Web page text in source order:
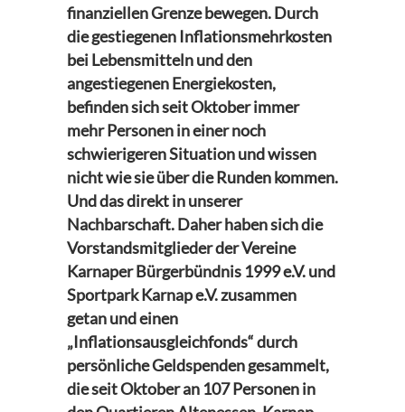
finanziellen Grenze bewegen. Durch
die gestiegenen Inflationsmehrkosten
bei Lebensmitteln und den
angestiegenen Energiekosten,
befinden sich seit Oktober immer
mehr Personen in einer noch
schwierigeren Situation und wissen
nicht wie sie über die Runden kommen.
Und das direkt in unserer
Nachbarschaft. Daher haben sich die
Vorstandsmitglieder der Vereine
Karnaper Bürgerbündnis 1999 e.V. und
Sportpark Karnap e.V. zusammen
getan und einen
„Inflationsausgleichfonds“ durch
persönliche Geldspenden gesammelt,
die seit Oktober an 107 Personen in